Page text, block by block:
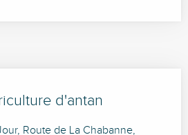
d'antan
Route de La Chabanne,